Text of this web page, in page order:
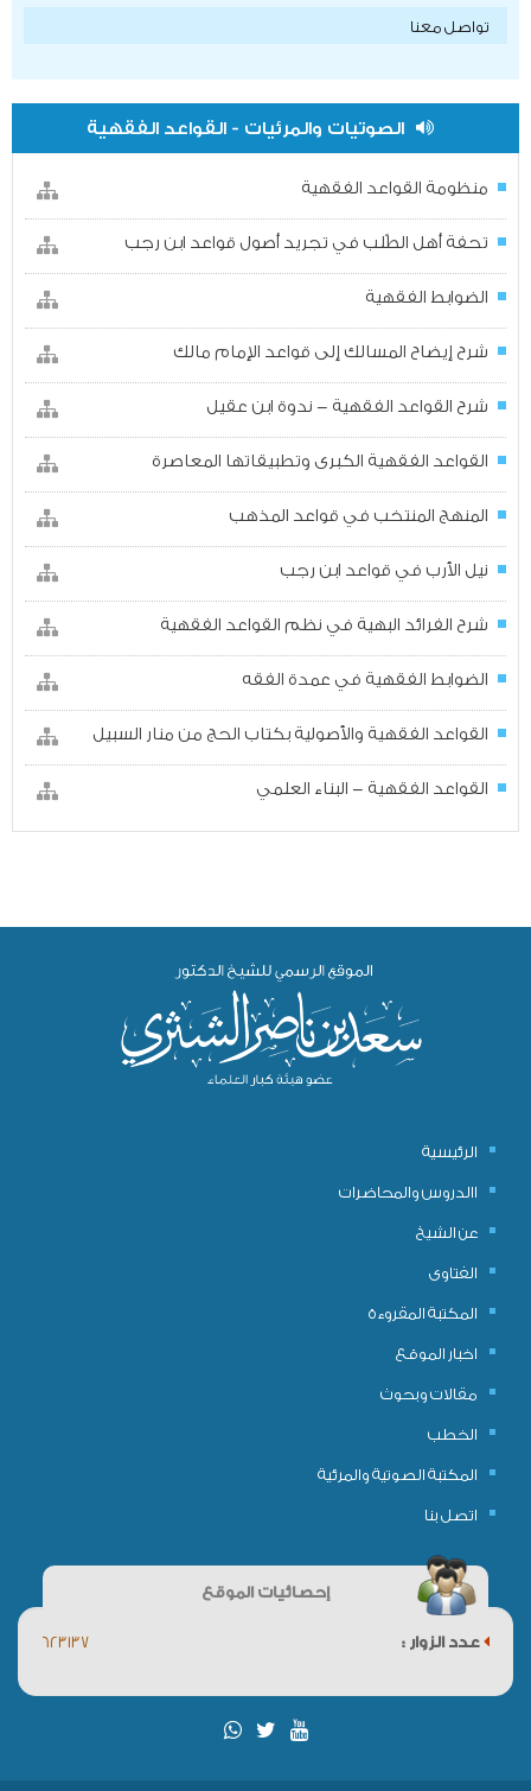
تواصل معنا
الصوتيات والمرئيات - القواعد الفقهية
منظومة القواعد الفقهية
تحفة أهل الطّلب في تجريد أصول قواعد ابن رجب
الضوابط الفقهية
شرح إيضاح المسالك إلى قواعد الإمام مالك
شرح القواعد الفقهية - ندوة ابن عقيل
القواعد الفقهية الكبرى وتطبيقاتها المعاصرة
المنهج المنتخب في قواعد المذهب
نيل الأرب في قواعد ابن رجب
شرح الفرائد البهية في نظم القواعد الفقهية
الضوابط الفقهية في عمدة الفقه
القواعد الفقهية والأصولية بكتاب الحج من منار السبيل
القواعد الفقهية - البناء العلمي
الرئيسية
االدروس والمحاضرات
عن الشيخ
الفتاوى
المكتبة المقروءة
اخبار الموقع
مقالات وبحوث
الخطب
المكتبة الصوتية والمرئية
اتصل بنا
إحصائيات الموقع
عدد الزوار : 623137